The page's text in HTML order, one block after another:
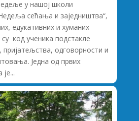
у нашој школи
сећања и заједништва“,
едукативних и хуманих
су код ученика подстакле
пријатељства, одговорности и
Једна од првих